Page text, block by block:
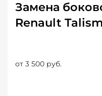
Замена
Renault
от 3 500 руб.